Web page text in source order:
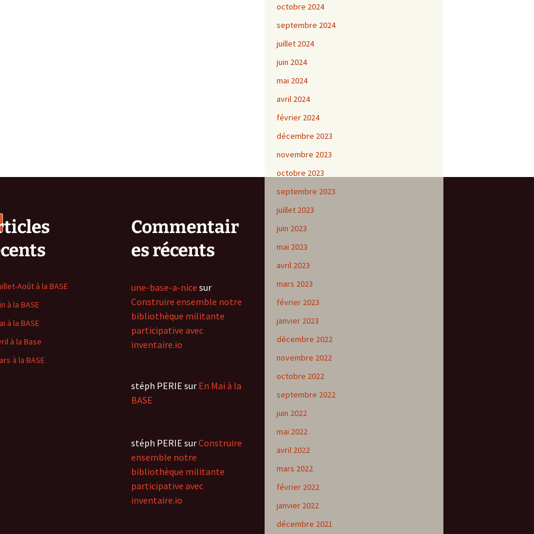
octobre 2024
septembre 2024
juillet 2024
juin 2024
mai 2024
avril 2024
février 2024
décembre 2023
novembre 2023
octobre 2023
septembre 2023
juillet 2023
juin 2023
mai 2023
avril 2023
mars 2023
février 2023
janvier 2023
décembre 2022
novembre 2022
octobre 2022
septembre 2022
juin 2022
mai 2022
avril 2022
mars 2022
février 2022
janvier 2022
décembre 2021
Août à la BASE
à la BASE
à la BASE
à la Base
à la BASE
Commentair
es récents
une-base-a-nice sur
Construire ensemble notre
bibliothèque militante
participative avec
inventaire.io
stéph PERIE sur En Mai à la
BASE
stéph PERIE surConstruire
ensemble notre
bibliothèque militante
participative avec
inventaire.io